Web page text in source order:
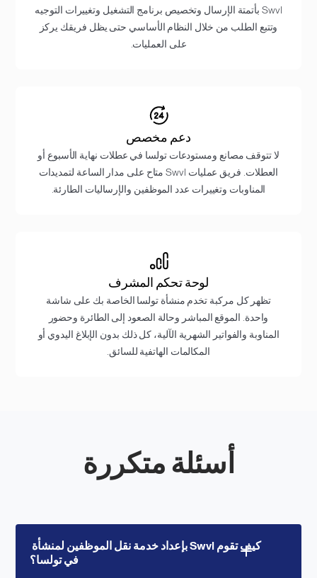
Swvl بأتمتة الإرسال وتخصيص برنامج التشغيل وتغييرات التوجيه
وتتبع الطلب من خلال النظام الأساسي حتى يظل فريقك يركز
على العمليات.
دعم مخصص
لا تتوقف مصانع ومستودعات تولسا في عطلات نهاية الأسبوع أو
العطلات. فريق عمليات Swvl متاح على مدار الساعة لتمديدات
المناوبات وتغييرات عدد الموظفين والإرساليات الطارئة.
لوحة تحكم المشرف
تظهر كل مركبة تخدم منشأة تولسا الخاصة بك على شاشة
واحدة. الموقع المباشر وحالة الصعود إلى الطائرة وحضور
المناوبة والفواتير الشهرية الآلية، كل ذلك بدون الإبلاغ اليدوي أو
المكالمات الهاتفية للسائق.
أسئلة متكررة
كيف تقوم Swvl بإعداد خدمة نقل الموظفين لمنشأة
في تولسا؟